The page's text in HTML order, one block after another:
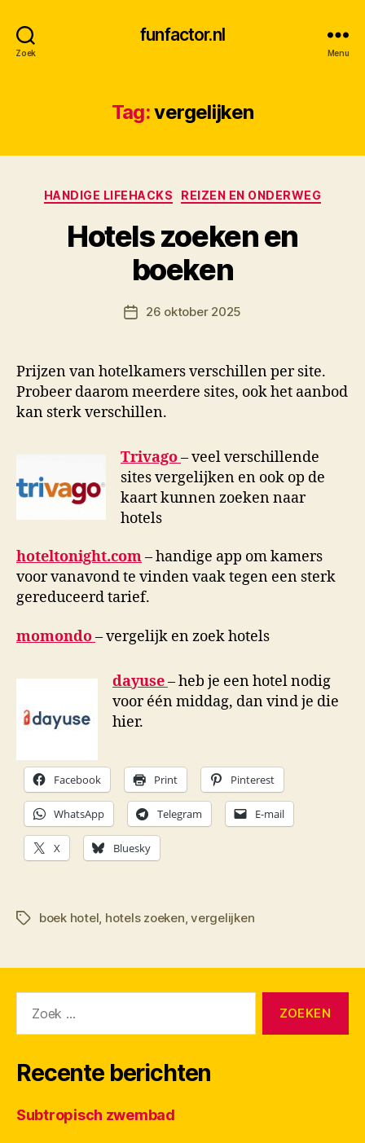
Zoek
funfactor.nl
Menu
Tag:vergelijken
Categorieën
HANDIGE LIFEHACKS REIZEN EN ONDERWEG
Hotels zoeken en
boeken
Berichtauteur
o
r
Berichtdatum
26 oktober 2025
Prijzen van hotelkamers verschillen per site.
Probeer daarom meerdere sites, ook het aanbod
kan sterk verschillen.
Trivago– veel verschillende
sites vergelijken en ook op de
kaart kunnen zoeken naar
hotels
hoteltonight.com– handige app om kamers
voor vanavond te vinden vaak tegen een sterk
gereduceerd tarief.
momondo– vergelijk en zoek hotels
dayuse– heb je een hotel nodig
voor één middag, dan vind je die
hier.
Facebook Print Pinterest
WhatsApp Telegram E-mail
X Bluesky
Tagsboek hotel hotels zoeken ,vergelijken
naar:
Recente berichten
Subtropisch zwembad